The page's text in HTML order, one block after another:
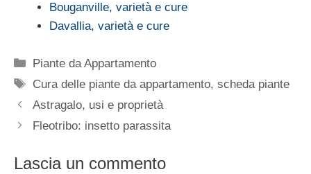
Bouganville, varietà e cure
Davallia, varietà e cure
Categorie
Piante da Appartamento
Tag
Cura delle piante da appartamento,scheda piante
Astragalo, usi e proprietà
Fleotribo: insetto parassita
Lascia un commento